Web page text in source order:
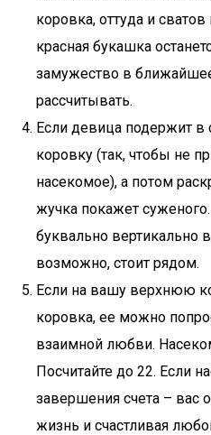
коровка, оттуда и
красная букашка
замужество в
рассчитывать.
Если девица подержит
коровку (так, чтобы не
насекомое), а потом
жучка покажет
буквально вертикально
возможно, стоит рядом.
Если на вашу верхнюю
коровка, ее можно
взаимной любви.
Посчитайте до 22. Если
завершения счета – вас
жизнь и счастливая